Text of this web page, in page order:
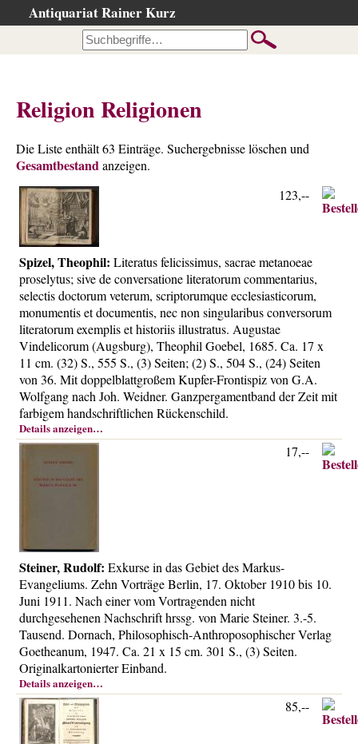
Antiquariat Rainer Kurz
…nach Beschreibung
…nach Kategorie
…nach Schlagwort
…nach Person
Neuzugänge
…der letzten Wochen
…der letzten Tage
Suchergebnisse
Ankauf
Warenkorb
Über uns
Kontakt
Impressum
Versandkosten
Religion Religionen
Die Liste enthält 63 Einträge. Suchergebnisse löschen und
Gesamtbestandanzeigen.
Spizel, Theophil: Literatus felicissimus, sacrae metanoeae
proselytus; sive de conversatione literatorum commentarius,
selectis doctorum veterum, scriptorumque ecclesiasticorum,
monumentis et documentis, nec non singularibus conversorum
literatorum exemplis et historiis illustratus. Augustae
Vindelicorum (Augsburg), Theophil Goebel, 1685. Ca. 17 x
11 cm. (32) S., 555 S., (3) Seiten; (2) S., 504 S., (24) Seiten
von 36. Mit doppelblattgroßem Kupfer-Frontispiz von G.A.
Wolfgang nach Joh. Weidner. Ganzpergamentband der Zeit mit
farbigem handschriftlichen Rückenschild.
Details anzeigen…
123,--
Steiner, Rudolf: Exkurse in das Gebiet des Markus-
Evangeliums. Zehn Vorträge Berlin, 17. Oktober 1910 bis 10.
Juni 1911. Nach einer vom Vortragenden nicht
durchgesehenen Nachschrift hrssg. von Marie Steiner. 3.-5.
Tausend. Dornach, Philosophisch-Anthroposophischer Verlag
Goetheanum, 1947. Ca. 21 x 15 cm. 301 S., (3) Seiten.
Originalkartonierter Einband.
Details anzeigen…
17,--
85,--